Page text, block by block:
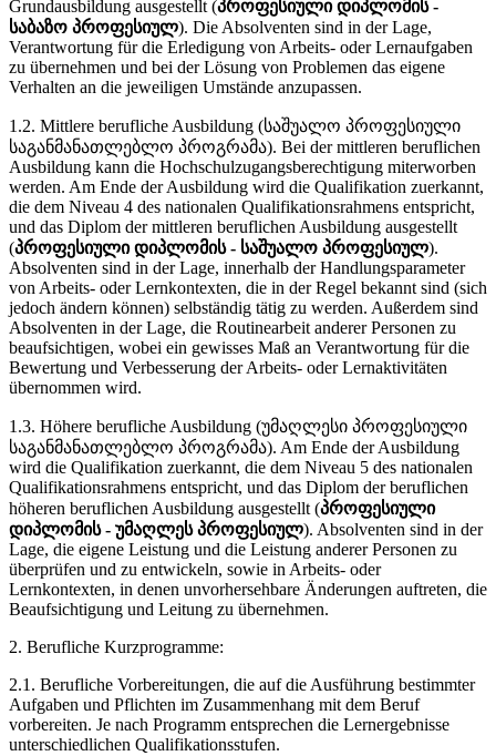
Grundausbildung ausgestellt (პროფესიული დიპლომის -
საბაზო პროფესიულ). Die Absolventen sind in der Lage,
Verantwortung für die Erledigung von Arbeits- oder Lernaufgaben
zu übernehmen und bei der Lösung von Problemen das eigene
Verhalten an die jeweiligen Umstände anzupassen.
1.2. Mittlere berufliche Ausbildung (საშუალო პროფესიული
საგანმანათლებლო პროგრამა). Bei der mittleren beruflichen
Ausbildung kann die Hochschulzugangsberechtigung miterworben
werden. Am Ende der Ausbildung wird die Qualifikation zuerkannt,
die dem Niveau 4 des nationalen Qualifikationsrahmens entspricht,
und das Diplom der mittleren beruflichen Ausbildung ausgestellt
(პროფესიული დიპლომის - საშუალო პროფესიულ).
Absolventen sind in der Lage, innerhalb der Handlungsparameter
von Arbeits- oder Lernkontexten, die in der Regel bekannt sind (sich
jedoch ändern können) selbständig tätig zu werden. Außerdem sind
Absolventen in der Lage, die Routinearbeit anderer Personen zu
beaufsichtigen, wobei ein gewisses Maß an Verantwortung für die
Bewertung und Verbesserung der Arbeits- oder Lernaktivitäten
übernommen wird.
1.3. Höhere berufliche Ausbildung (უმაღლესი პროფესიული
საგანმანათლებლო პროგრამა). Am Ende der Ausbildung
wird die Qualifikation zuerkannt, die dem Niveau 5 des nationalen
Qualifikationsrahmens entspricht, und das Diplom der beruflichen
höheren beruflichen Ausbildung ausgestellt (პროფესიული
დიპლომის - უმაღლეს პროფესიულ). Absolventen sind in der
Lage, die eigene Leistung und die Leistung anderer Personen zu
überprüfen und zu entwickeln, sowie in Arbeits- oder
Lernkontexten, in denen unvorhersehbare Änderungen auftreten, die
Beaufsichtigung und Leitung zu übernehmen.
2. Berufliche Kurzprogramme:
2.1. Berufliche Vorbereitungen, die auf die Ausführung bestimmter
Aufgaben und Pflichten im Zusammenhang mit dem Beruf
vorbereiten. Je nach Programm entsprechen die Lernergebnisse
unterschiedlichen Qualifikationsstufen.